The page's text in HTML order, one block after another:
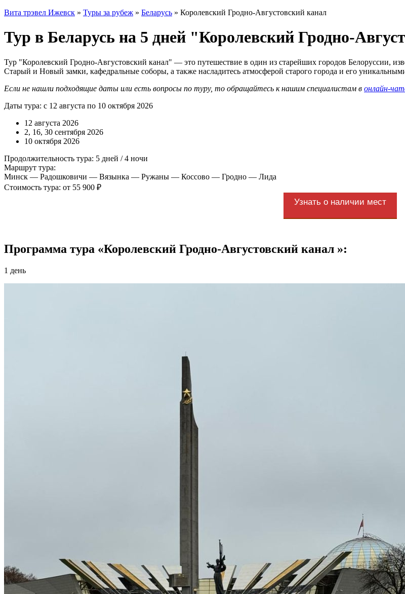
Вита трэвел Ижевск » Туры за рубеж » Беларусь » Королевский Гродно-Августовский канал
Тур в Беларусь на 5 дней "Королевский Гродно-
Тур "Королевский Гродно-Августовский канал" — это путешествие в один из старейших городов Белоруссии,
Старый и Новый замки, кафедральные соборы, а также насладитесь атмосферой старого города и его
Если не нашли подходящие даты или есть вопросы по туру, то обращайтесь к нашим специалистам в онлайн-
Даты тура: с 12 августа по 10 октября 2026
12 августа 2026
2, 16, 30 сентября 2026
10 октября 2026
Продолжительность тура: 5 дней / 4 ночи
Маршрут тура:
Минск — Радошковичи — Вязынка — Ружаны — Коссово — Гродно — Лида
Стоимость тура: от 55 900 ₽
Узнать о наличии мест
Программа тура «Королевский Гродно-Августовский канал »:
1 день